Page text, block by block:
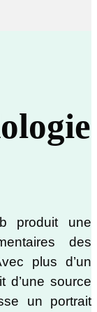
produit une
des
plus d’un
d’une source
un portrait